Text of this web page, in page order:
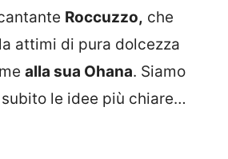
Roccuzzo, che
attimi di pura dolcezza
alla sua Ohana. Siamo
le idee più chiare…